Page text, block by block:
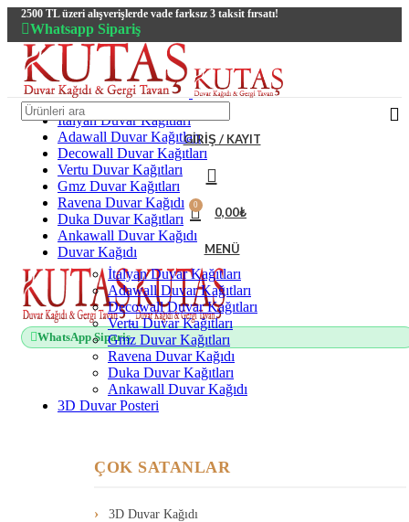
2500 TL üzeri alışverişlerde vade farksız 3 taksit fırsatı!
Whatsapp Sipariş
2500 TL üzeri alışverişlerde vade farksız 3 taksit fırsatı!
GIRIŞ / KAYIT
0 0,00₺
MENÜ
WhatsApp Sipariş
İtalyan Duvar Kağıtları
Adawall Duvar Kağıtları
Decowall Duvar Kağıtları
Vertu Duvar Kağıtları
Gmz Duvar Kağıtları
Ravena Duvar Kağıdı
Duka Duvar Kağıtları
Ankawall Duvar Kağıdı
Duvar Kağıdı
İtalyan Duvar Kağıtları
Adawall Duvar Kağıtları
Decowall Duvar Kağıtları
Vertu Duvar Kağıtları
Gmz Duvar Kağıtları
Ravena Duvar Kağıdı
Duka Duvar Kağıtları
Ankawall Duvar Kağıdı
3D Duvar Posteri
ÇOK SATANLAR
3D Duvar Kağıdı